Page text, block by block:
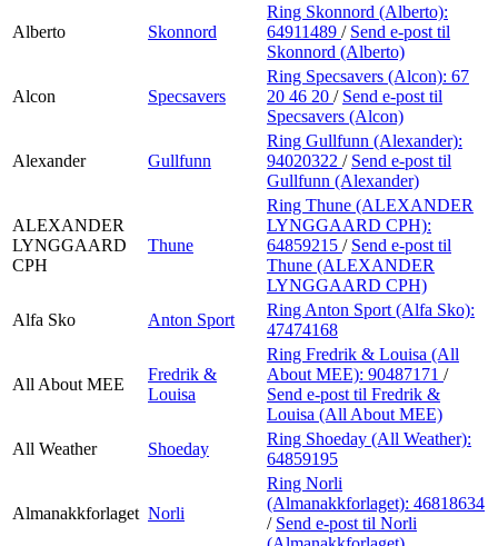
Alberto Skonnord
Ring Skonnord (Alberto):
64911489 / Send e-post til
Skonnord (Alberto)
Alcon Specsavers
Ring Specsavers (Alcon): 67
20 46 20 / Send e-post til
Specsavers (Alcon)
Alexander Gullfunn
Ring Gullfunn (Alexander):
94020322 / Send e-post til
Gullfunn (Alexander)
ALEXANDER
LYNGGAARD
CPH
Thune
Ring Thune (ALEXANDER
LYNGGAARD CPH):
64859215 / Send e-post til
Thune (ALEXANDER
LYNGGAARD CPH)
Alfa Sko
Anton Sport
Ring Anton Sport (Alfa Sko):
47474168
All About MEE
Fredrik &
Louisa
Ring Fredrik & Louisa (All
About MEE): 90487171 /
Send e-post til Fredrik &
Louisa (All About MEE)
All Weather
Shoeday
Ring Shoeday (All Weather):
64859195
Almanakkforlaget Norli
Ring Norli
(Almanakkforlaget): 46818634
/ Send e-post til Norli